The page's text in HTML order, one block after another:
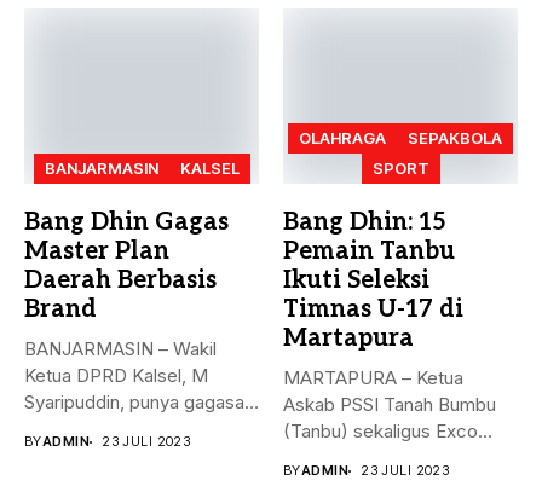
BANJARMASIN KALSEL
Bang Dhin Gagas
Master Plan
Daerah Berbasis
Brand
BANJARMASIN – Wakil
Ketua DPRD Kalsel, M
Syaripuddin, punya gagasan
BYADMIN 23 JULI 2023
OLAHRAGA
SEPAKBOLA
SPORT
Bang Dhin: 15
Pemain Tanbu
Ikuti Seleksi
Timnas U-17 di
Martapura
MARTAPURA – Ketua
Askab PSSI Tanah Bumbu
(Tanbu) sekaligus Exco
BYADMIN 23 JULI 2023